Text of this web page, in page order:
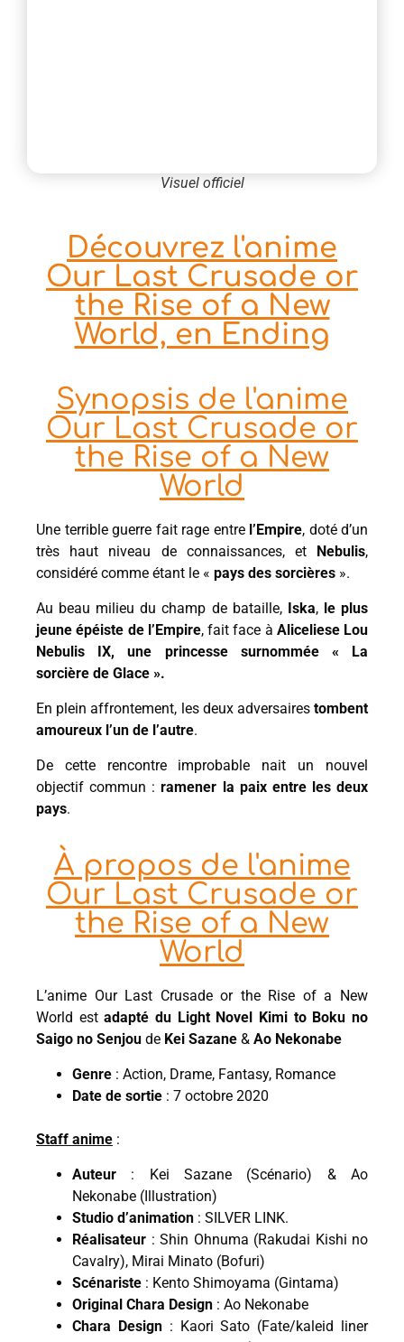
Visuel officiel
Découvrez l'anime
Our Last Crusade or
the Rise of a New
World, en Ending
Synopsis de l'anime
Our Last Crusade or
the Rise of a New
World
Une terrible guerre fait rage entre l’Empire, doté d’un
très haut niveau de connaissances, et Nebulis,
considéré comme étant le « pays des sorcières ».
Au beau milieu du champ de bataille, Iska, le plus
jeune épéiste de l’Empire, fait face à Aliceliese Lou
Nebulis IX, une princesse surnommée « La
sorcière de Glace ».
En plein affrontement, les deux adversaires tombent
amoureux l’un de l’autre.
De cette rencontre improbable nait un nouvel
objectif commun :ramener la paix entre les deux
pays.
À propos de l'anime
Our Last Crusade or
the Rise of a New
World
L’anime Our Last Crusade or the Rise of a New
World estadapté du Light Novel Kimi to Boku no
Saigo no Senjou de Kei Sazane & Ao Nekonabe
Genre : Action, Drame, Fantasy, Romance
Date de sortie : 7 octobre 2020
Staff anime :
Auteur : Kei Sazane (Scénario) & Ao
Nekonabe (Illustration)
Studio d’animation : SILVER LINK.
Réalisateur : Shin Ohnuma (Rakudai Kishi no
Cavalry), Mirai Minato (Bofuri)
Scénariste : Kento Shimoyama (Gintama)
Original Chara Design : Ao Nekonabe
Chara Design: Kaori Sato (Fate/kaleid liner